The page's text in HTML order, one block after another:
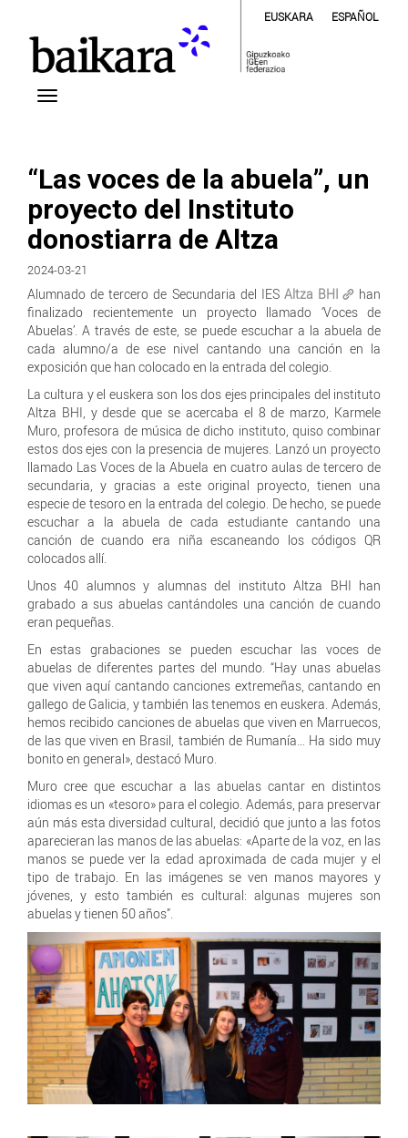
EUSKARA ESPAÑOL
“Las voces de la abuela”, un
proyecto del Instituto
donostiarra de Altza
2024-03-21
Alumnado de tercero de Secundaria del IES Altza BHI
han
finalizado recientemente un proyecto llamado ‘Voces de
Abuelas’. A través de este, se puede escuchar a la abuela de
cada alumno/a de ese nivel cantando una canción en la
exposición que han colocado en la entrada del colegio.
La cultura y el euskera son los dos ejes principales del instituto
Altza BHI, y desde que se acercaba el 8 de marzo, Karmele
Muro, profesora de música de dicho instituto, quiso combinar
estos dos ejes con la presencia de mujeres. Lanzó un proyecto
llamado Las Voces de la Abuela en cuatro aulas de tercero de
secundaria, y gracias a este original proyecto, tienen una
especie de tesoro en la entrada del colegio. De hecho, se puede
escuchar a la abuela de cada estudiante cantando una
canción de cuando era niña escaneando los códigos QR
colocados allí.
Unos 40 alumnos y alumnas del instituto Altza BHI han
grabado a sus abuelas cantándoles una canción de cuando
eran pequeñas.
En estas grabaciones se pueden escuchar las voces de
abuelas de diferentes partes del mundo. “Hay unas abuelas
que viven aquí cantando canciones extremeñas, cantando en
gallego de Galicia, y también las tenemos en euskera. Además,
hemos recibido canciones de abuelas que viven en Marruecos,
de las que viven en Brasil, también de Rumanía… Ha sido muy
bonito en general», destacó Muro.
Muro cree que escuchar a las abuelas cantar en distintos
idiomas es un «tesoro» para el colegio. Además, para preservar
aún más esta diversidad cultural, decidió que junto a las fotos
aparecieran las manos de las abuelas: «Aparte de la voz, en las
manos se puede ver la edad aproximada de cada mujer y el
tipo de trabajo. En las imágenes se ven manos mayores y
jóvenes, y esto también es cultural: algunas mujeres son
abuelas y tienen 50 años”.